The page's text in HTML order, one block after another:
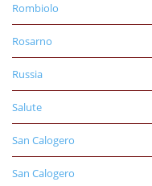
Rombiolo
Rosarno
Russia
Salute
San Calogero
San Calogero